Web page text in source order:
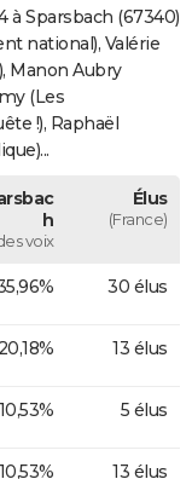
Sparsbach (67340)
national), Valérie
Manon Aubry
(Les
!), Raphaël
h
voix
Élus
(France)
30 élus
20,18% 13 élus
10,53% 5 élus
10,53% 13 élus